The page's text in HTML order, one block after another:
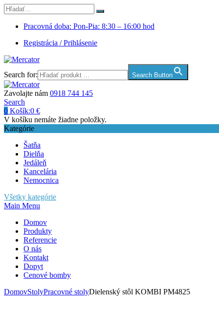
Pracovná doba: Pon-Pia: 8:30 – 16:00 hod
Registrácia / Prihlásenie
Search for: Search Button
Zavolajte nám 0918 744 145
Search
0 Košík:0 €
V košíku nemáte žiadne položky.
Kategórie
Šatňa
Dielňa
Jedáleň
Kancelária
Nemocnica
Všetky kategórie
Main Menu
Domov
Produkty
Referencie
O nás
Kontakt
Dopyt
Cenové bomby
DomovStolyPracovné stolyDielenský stôl KOMBI PM4825